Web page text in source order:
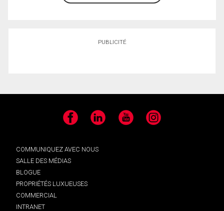
PUBLICITÉ
Facebook LinkedIn YouTube Instagram
COMMUNIQUEZ AVEC NOUS
SALLE DES MÉDIAS
BLOGUE
PROPRIÉTÉS LUXUEUSES
COMMERCIAL
INTRANET